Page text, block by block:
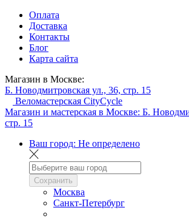
Оплата
Доставка
Контакты
Блог
Карта сайта
Магазин в Москве:
Б. Новодмитровская ул., 36, стр. 15
Веломастерская CityCycle
Магазин и мастерская в Москве: Б.
стр. 15
Ваш город: Не определено
Сохранить
Москва
Санкт-Петербург